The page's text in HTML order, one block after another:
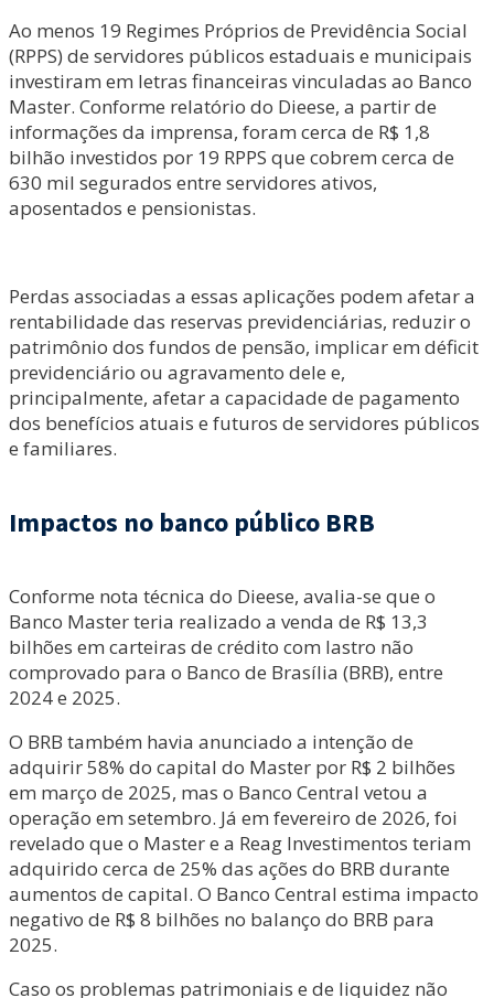
Ao menos 19 Regimes Próprios de Previdência Social
(RPPS) de servidores públicos estaduais e municipais
investiram em letras financeiras vinculadas ao Banco
Master. Conforme relatório do Dieese, a partir de
informações da imprensa, foram cerca de R$ 1,8
bilhão investidos por 19 RPPS que cobrem cerca de
630 mil segurados entre servidores ativos,
aposentados e pensionistas.
Perdas associadas a essas aplicações podem afetar a
rentabilidade das reservas previdenciárias, reduzir o
patrimônio dos fundos de pensão, implicar em déficit
previdenciário ou agravamento dele e,
principalmente, afetar a capacidade de pagamento
dos benefícios atuais e futuros de servidores públicos
e familiares.
Impactos no banco público BRB
Conforme nota técnica do Dieese, avalia-se que o
Banco Master teria realizado a venda de R$ 13,3
bilhões em carteiras de crédito com lastro não
comprovado para o Banco de Brasília (BRB), entre
2024 e 2025.
O BRB também havia anunciado a intenção de
adquirir 58% do capital do Master por R$ 2 bilhões
em março de 2025, mas o Banco Central vetou a
operação em setembro. Já em fevereiro de 2026, foi
revelado que o Master e a Reag Investimentos teriam
adquirido cerca de 25% das ações do BRB durante
aumentos de capital. O Banco Central estima impacto
negativo de R$ 8 bilhões no balanço do BRB para
2025.
Caso os problemas patrimoniais e de liquidez não